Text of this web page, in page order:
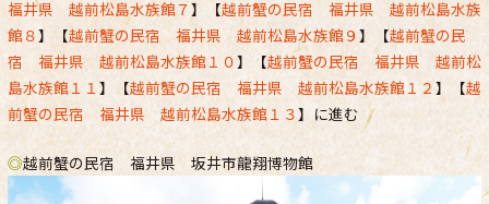
福井県 越前松島水族館７】【越前蟹の民宿 福井県 越前松島水族
館８】【越前蟹の民宿 福井県 越前松島水族館９】【越前蟹の民
宿 福井県 越前松島水族館１０】【越前蟹の民宿 福井県 越前松
島水族館１１】【越前蟹の民宿 福井県 越前松島水族館１２ 】【越
前蟹の民宿 福井県 越前松島水族館１３】に進む
◎越前蟹の民宿 福井県 坂井市龍翔博物館